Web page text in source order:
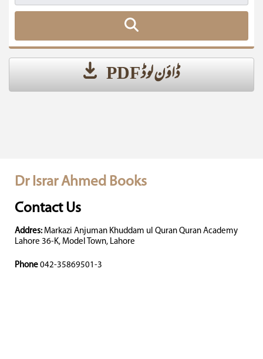
ڈاؤن لوڈ PDF
Dr Israr Ahmed Books
Contact Us
Addres: Markazi Anjuman Khuddam ul Quran Quran Academy
Lahore 36-K, Model Town, Lahore
Phone 042-35869501-3